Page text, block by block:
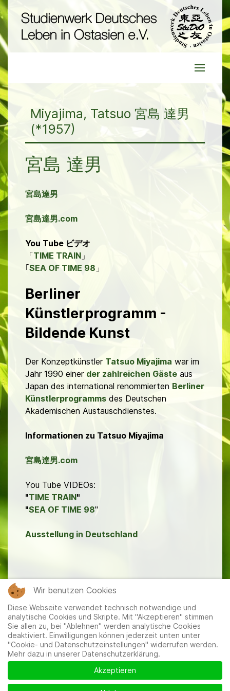
Miyajima, Tatsuo 宮島 達男
(*1957)
宮島 達男
宮島達男
宮島達男.com
You Tube ビデオ
「TIME TRAIN 」
｢SEA OF TIME 98 」
Berliner
Künstlerprogramm -
Bildende Kunst
Der Konzeptkünstler Tatsuo Miyajima war im
Jahr 1990 einer der zahlreichen Gäste aus
Japan des international renommierten Berliner
Künstlerprogramms des Deutschen
Akademischen Austauschdienstes.
Informationen zu Tatsuo Miyajima
宮島達男.com
You Tube VIDEOs:
"TIME TRAIN"
"SEA OF TIME 98"
Ausstellung in Deutschland
Mitglieder|Impressum|Datenschutzerklärung|Cookie-
und Datenschutzeinstellungen
Wir benutzen Cookies
Diese Webseite verwendet technisch notwendige und
analytische Cookies und Skripte. Mit "Akzeptieren" stimmen
Sie allen zu, bei "Ablehnen" werden analytische Cookies
deaktiviert. Einwilligungen können jederzeit unten unter
"Cookie- und Datenschutzeinstellungen" widerrufen werden.
Mehr dazu in unserer Datenschutzerklärung.
Akzeptieren